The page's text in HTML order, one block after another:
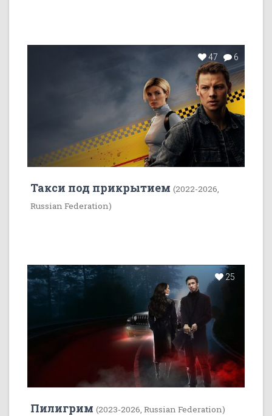
47 6
Такси под прикрытием (2022-2026,
Russian Federation)
25
Пилигрим (2023-2026, Russian Federation)